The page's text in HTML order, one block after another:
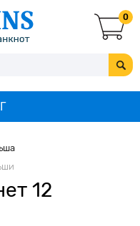
0
12